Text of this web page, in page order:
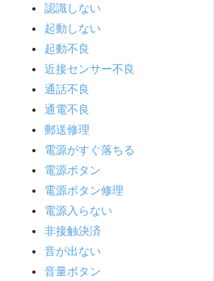
認識しない
起動しない
起動不良
近接センサー不良
通話不良
通電不良
郵送修理
電源がすぐ落ちる
電源ボタン
電源ボタン修理
電源入らない
非接触決済
音が出ない
音量ボタン